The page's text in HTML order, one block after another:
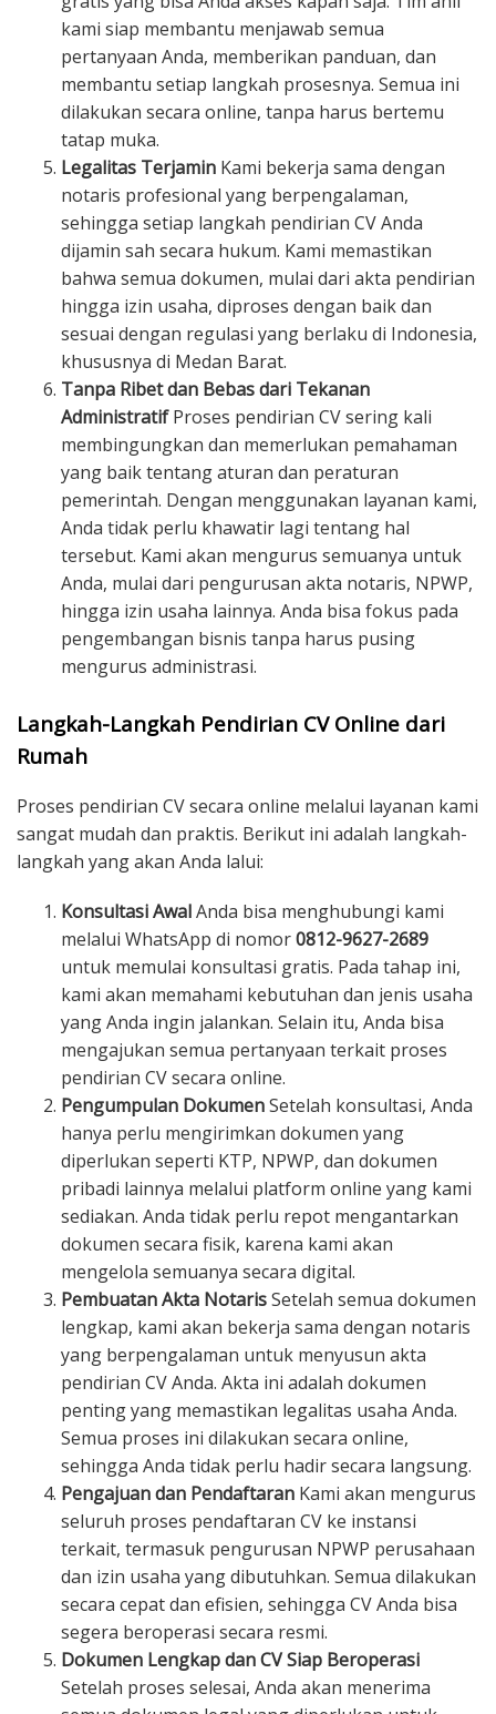
kami siap membantu menjawab semua
pertanyaan Anda, memberikan panduan, dan
membantu setiap langkah prosesnya. Semua ini
dilakukan secara online, tanpa harus bertemu
tatap muka.
Legalitas Terjamin Kami bekerja sama dengan
notaris profesional yang berpengalaman,
sehingga setiap langkah pendirian CV Anda
dijamin sah secara hukum. Kami memastikan
bahwa semua dokumen, mulai dari akta pendirian
hingga izin usaha, diproses dengan baik dan
sesuai dengan regulasi yang berlaku di Indonesia,
khususnya di Medan Barat.
Tanpa Ribet dan Bebas dari Tekanan
AdministratifProses pendirian CV sering kali
membingungkan dan memerlukan pemahaman
yang baik tentang aturan dan peraturan
pemerintah. Dengan menggunakan layanan kami,
Anda tidak perlu khawatir lagi tentang hal
tersebut. Kami akan mengurus semuanya untuk
Anda, mulai dari pengurusan akta notaris, NPWP,
hingga izin usaha lainnya. Anda bisa fokus pada
pengembangan bisnis tanpa harus pusing
mengurus administrasi.
Langkah-Langkah Pendirian CV Online dari
Rumah
Proses pendirian CV secara online melalui layanan kami
sangat mudah dan praktis. Berikut ini adalah langkah-
langkah yang akan Anda lalui:
Konsultasi AwalAnda bisa menghubungi kami
melalui WhatsApp di nomor0812-9627-2689
untuk memulai konsultasi gratis. Pada tahap ini,
kami akan memahami kebutuhan dan jenis usaha
yang Anda ingin jalankan. Selain itu, Anda bisa
mengajukan semua pertanyaan terkait proses
pendirian CV secara online.
Pengumpulan DokumenSetelah konsultasi, Anda
hanya perlu mengirimkan dokumen yang
diperlukan seperti KTP, NPWP, dan dokumen
pribadi lainnya melalui platform online yang kami
sediakan. Anda tidak perlu repot mengantarkan
dokumen secara fisik, karena kami akan
mengelola semuanya secara digital.
Pembuatan Akta NotarisSetelah semua dokumen
lengkap, kami akan bekerja sama dengan notaris
yang berpengalaman untuk menyusun akta
pendirian CV Anda. Akta ini adalah dokumen
penting yang memastikan legalitas usaha Anda.
Semua proses ini dilakukan secara online,
sehingga Anda tidak perlu hadir secara langsung.
Pengajuan dan Pendaftaran Kami akan mengurus
seluruh proses pendaftaran CV ke instansi
terkait, termasuk pengurusan NPWP perusahaan
dan izin usaha yang dibutuhkan. Semua dilakukan
secara cepat dan efisien, sehingga CV Anda bisa
segera beroperasi secara resmi.
Dokumen Lengkap dan CV Siap Beroperasi
Setelah proses selesai, Anda akan menerima